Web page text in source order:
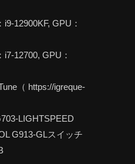
12900KF, GPU：
12700, GPU：
（ https://igreque-
LIGHTSPEED
G913-GLスイッチ